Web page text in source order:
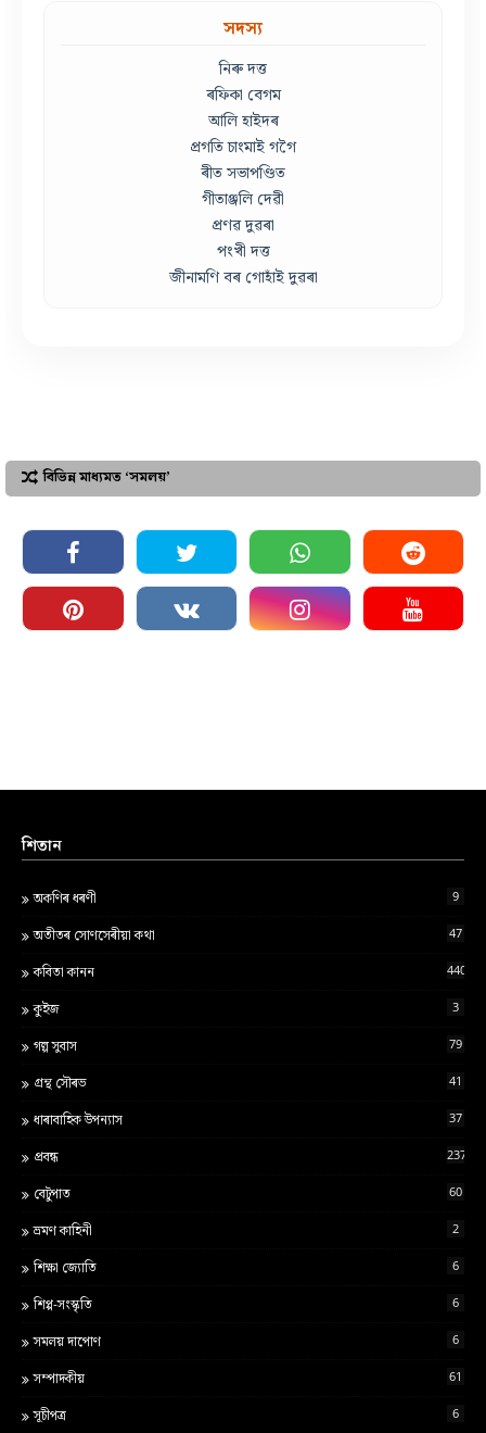
সদস্য
নিৰু দত্ত
ৰফিকা বেগম
আলি হাইদৰ
প্ৰগতি চাংমাই গগৈ
ৰীত সভাপণ্ডিত
গীতাঞ্জলি দেৱী
প্ৰণৱ দুৱৰা
পংখী দত্ত
জীনামণি বৰ গোহাঁই দুৱৰা
বিভিন্ন মাধ্যমত ‘সমলয়’
শিতান
অকণিৰ ধৰণী 9
অতীতৰ সোণসেৰীয়া কথা 47
কবিতা কানন 440
কুইজ 3
গল্প সুবাস 79
গ্ৰন্থ স‍ৌৰভ 41
ধাৰাবাহিক উপন্যাস 37
প্ৰবন্ধ 237
বেটুপাত 60
ভ্ৰমণ কাহিনী 2
শ‍িক্ষা জ্য‍োত‍ি 6
শিপ্প-সংস্কৃতি 6
সমলয় দাপোণ 6
সম্পাদকীয় 61
সূচীপত্ৰ 6